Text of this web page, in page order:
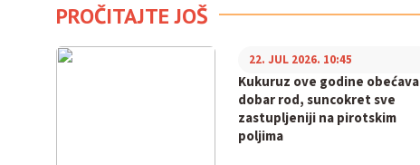
PROČITAJTE JOŠ
Kukuruz ove godine obećava
dobar rod, suncokret sve
zastupljeniji na pirotskim
poljima
22. JUL 2026. 10:45